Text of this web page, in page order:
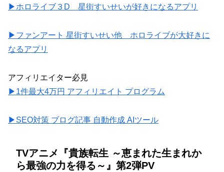
▶ホロライブ３D 星街すいせいが好きになるアプリ
▶ファンアート 星街すいせい他 ホロライブが大好きに
なるアプリ
アフィリエイター必見
▶1件最大4万円 アフィリエイト プログラム
▶SEO対策 ブログ記事 自動作成 AIツール
TVアニメ『貴族転生 ～恵まれた生まれか
ら最強の力を得る～』第2弾PV